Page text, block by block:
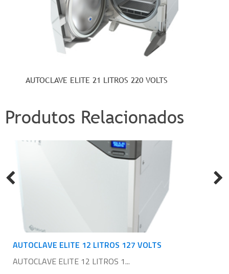
AUTOCLAVE ELITE 21 LITROS 220 VOLTS
Produtos Relacionados
AUTOCLAVE ELITE 12 LITROS 127 VOLTS
AUTOCLAVE ELITE 12 LITROS 1...